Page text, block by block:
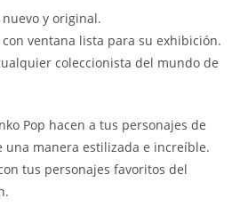
y original.
ventana lista para su exhibición.
coleccionista del mundo de
Pop hacen a tus personajes de
una manera estilizada e increíble.
tus personajes favoritos del